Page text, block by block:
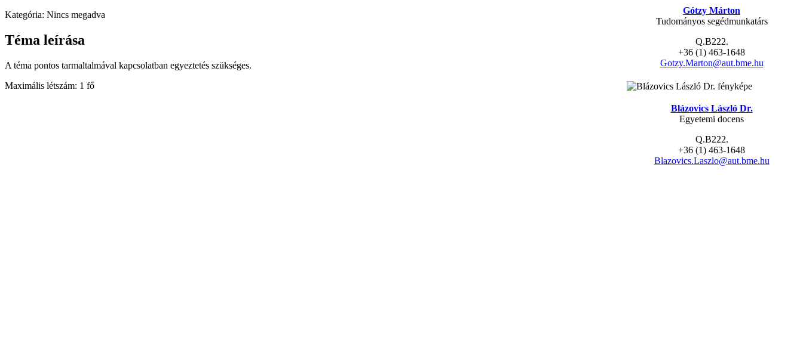
Kategória: Nincs megadva
Téma leírása
A téma pontos tarmaltalmával kapcsolatban egyeztetés szükséges.
Maximális létszám: 1 fő
Gótzy Márton
Tudományos segédmunkatárs
Q.B222.
+36 (1) 463-1648
Gotzy.Marton@aut.bme.hu
Blázovics László Dr.
Egyetemi docens
Q.B222.
+36 (1) 463-1648
Blazovics.Laszlo@aut.bme.hu